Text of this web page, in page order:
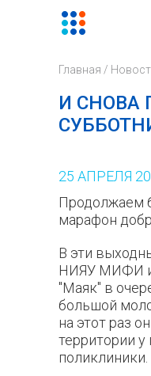
Главная /
И СНОВА
25 АПРЕЛЯ
Продолжаем
марафон
В эти
НИЯУ МИФИ
"Маяк" в
большой
на этот раз
территории у
поликлиники.